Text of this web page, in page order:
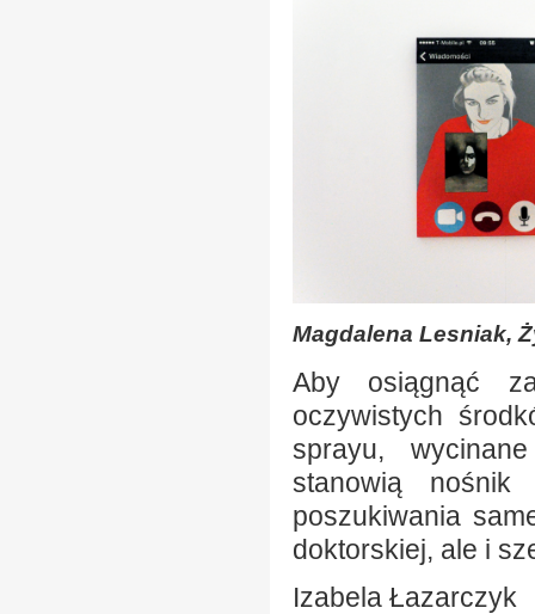
Magdalena Lesniak,
Aby osiągnąć
oczywistych
sprayu,
stanowią nośnik
poszukiwania
doktorskiej, ale i
Izabela Łazarczyk